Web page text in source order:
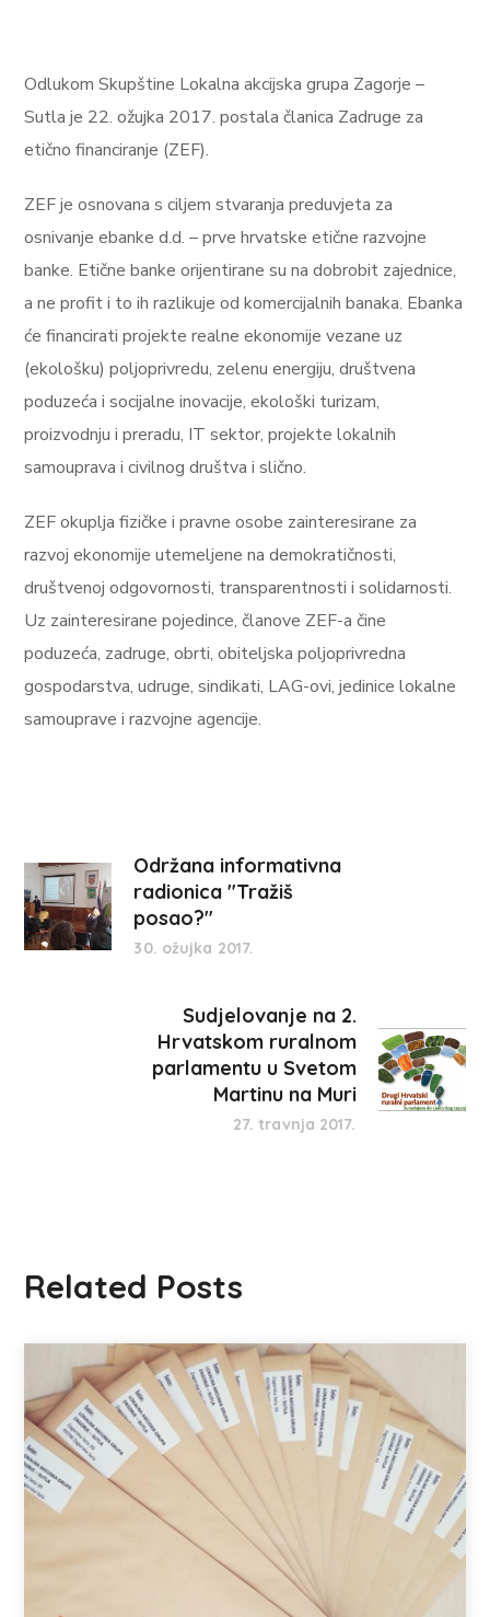
Odlukom Skupštine Lokalna akcijska grupa Zagorje –
Sutla je 22. ožujka 2017. postala članica Zadruge za
etično financiranje (ZEF).
ZEF je osnovana s ciljem stvaranja preduvjeta za
osnivanje ebanke d.d. – prve hrvatske etične razvojne
banke. Etične banke orijentirane su na dobrobit zajednice,
a ne profit i to ih razlikuje od komercijalnih banaka. Ebanka
će financirati projekte realne ekonomije vezane uz
(ekološku) poljoprivredu, zelenu energiju, društvena
poduzeća i socijalne inovacije, ekološki turizam,
proizvodnju i preradu, IT sektor, projekte lokalnih
samouprava i civilnog društva i slično.
ZEF okuplja fizičke i pravne osobe zainteresirane za
razvoj ekonomije utemeljene na demokratičnosti,
društvenoj odgovornosti, transparentnosti i solidarnosti.
Uz zainteresirane pojedince, članove ZEF-a čine
poduzeća, zadruge, obrti, obiteljska poljoprivredna
gospodarstva, udruge, sindikati, LAG-ovi, jedinice lokalne
samouprave i razvojne agencije.
Održana informativna
radionica "Tražiš
posao?"
30. ožujka 2017.
Sudjelovanje na 2.
Hrvatskom ruralnom
parlamentu u Svetom
Martinu na Muri
27. travnja 2017.
Related Posts